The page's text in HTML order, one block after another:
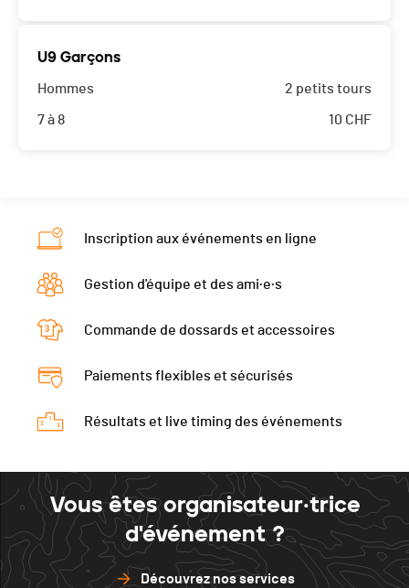
U9 Garçons
Hommes
7 à 8
2 petits tours
10 CHF
Inscription aux événements en ligne
Gestion d'équipe et des ami·e·s
Commande de dossards et accessoires
Paiements flexibles et sécurisés
Résultats et live timing des événements
Vous êtes organisateur·trice
d'événement ?
Découvrez nos services